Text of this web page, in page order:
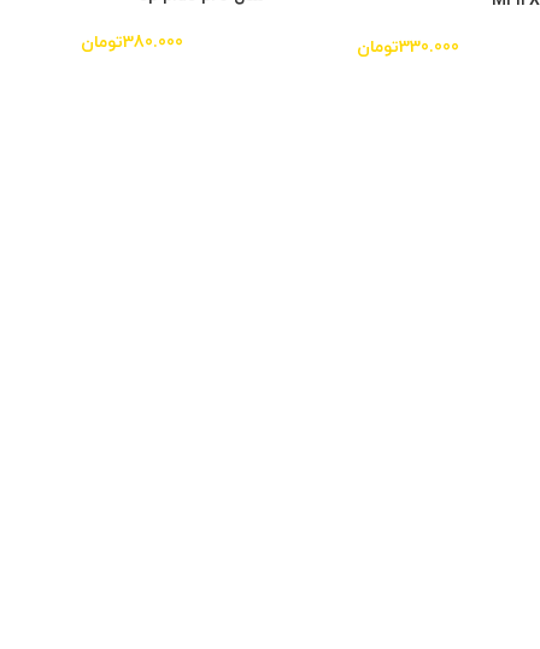
330.000تومان 380.000تومان